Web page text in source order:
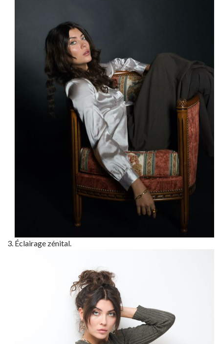
Éclairage zénital.